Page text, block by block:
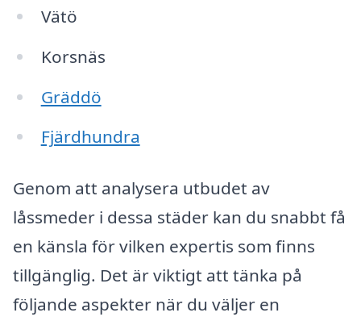
Vätö
Korsnäs
Gräddö
Fjärdhundra
Genom att analysera utbudet av
låssmeder i dessa städer kan du snabbt få
en känsla för vilken expertis som finns
tillgänglig. Det är viktigt att tänka på
följande aspekter när du väljer en